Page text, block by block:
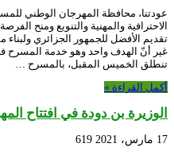
عودتنا، محافظة المهرجان الوطني
الاحترافية والمهنية والتنويع ومنح
تقديم الأفضل للجمهور الجزائري
غير أنّ الهدف واحد وهو خدمة المسرح
تنطلق الخميس المقبل، بالمسرح …
أكمل القراءة »
الوزيرة بن دودة في افتتاح
17 مارس، 2021 619